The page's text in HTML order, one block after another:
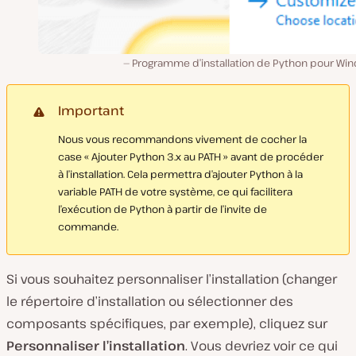
Programme d’installation de Python pour
Important
Nous vous recommandons vivement de cocher la
case « Ajouter Python 3.x au PATH » avant de procéder
à l’installation. Cela permettra d’ajouter Python à la
variable PATH de votre système, ce qui facilitera
l’exécution de Python à partir de l’invite de
commande.
Si vous souhaitez personnaliser l’installation (changer
le répertoire d’installation ou sélectionner des
composants spécifiques, par exemple), cliquez sur
Personnaliser l’installation. Vous devriez voir ce qui